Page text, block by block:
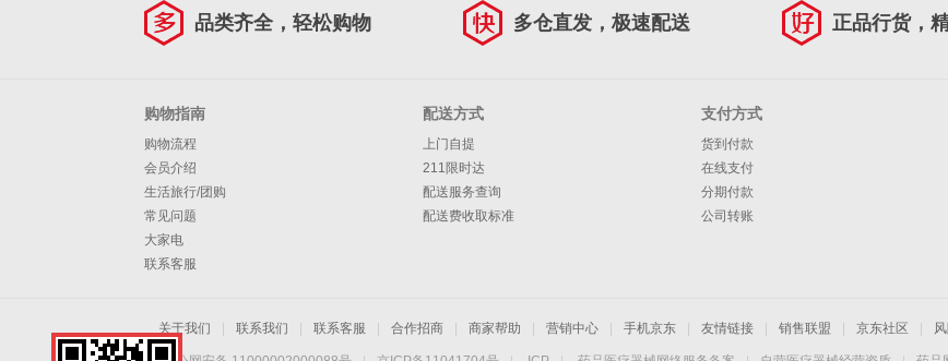
品类齐全，轻松购物 多仓直发，极速配送 正品行货，
购物指南
购物流程
会员介绍
生活旅行/团购
常见问题
大家电
联系客服
配送方式
上门自提
211限时达
配送服务查询
配送费收取标准
支付方式
货到付款
在线支付
分期付款
公司转账
关于我们 联系我们 联系客服 合作招商 商家帮助 营销中心 手机京东 友情链接 销售联盟 京东社区